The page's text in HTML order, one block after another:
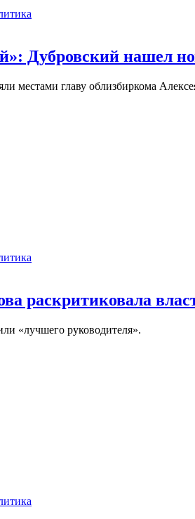
Дубровский нашел
местами главу облизбиркома
раскритиковала
«лучшего руководителя».